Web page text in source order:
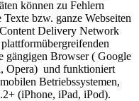
können zu Fehlern
bzw. ganze Webseiten
Delivery Network
gängigen Browser ( Google
Opera) und funktioniert
Betriebssystemen,
(iPhone, iPad, iPod).